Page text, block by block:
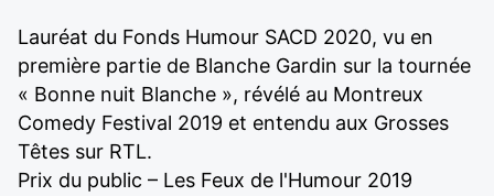
Lauréat du Fonds Humour SACD 2020, vu en
première partie de Blanche Gardin sur la tournée
« Bonne nuit Blanche », révélé au Montreux
Comedy Festival 2019 et entendu aux Grosses
Têtes sur RTL.
Prix du public – Les Feux de l'Humour 2019